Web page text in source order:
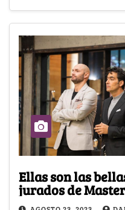
Ellas son las
jurados de